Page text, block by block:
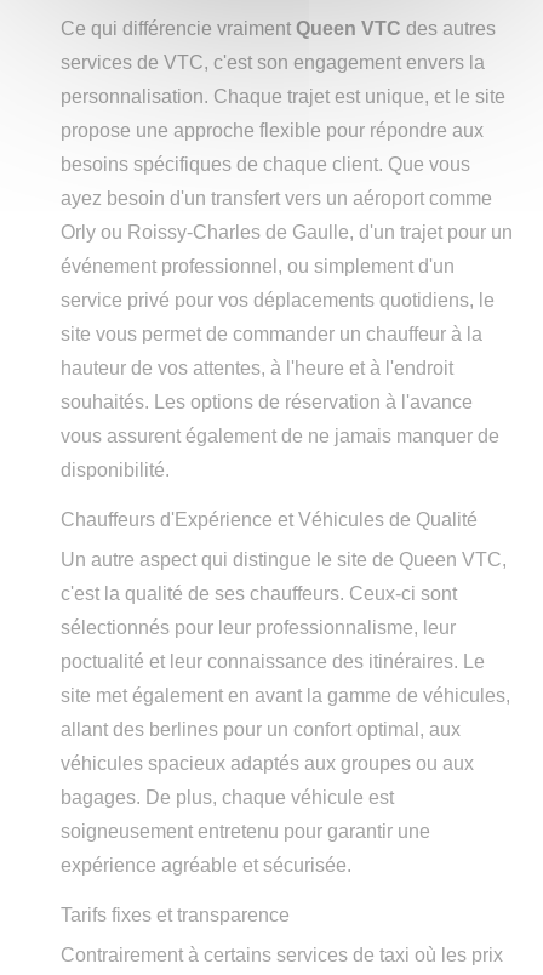
Ce qui différencie vraimentQueen VTC des autres
services de VTC, c'est son engagement envers la
personnalisation. Chaque trajet est unique, et le site
propose une approche flexible pour répondre aux
besoins spécifiques de chaque client. Que vous
ayez besoin d'un transfert vers un aéroport comme
Orly ou Roissy-Charles de Gaulle, d'un trajet pour un
événement professionnel, ou simplement d'un
service privé pour vos déplacements quotidiens, le
site vous permet de commander un chauffeur à la
hauteur de vos attentes, à l'heure et à l'endroit
souhaités. Les options de réservation à l'avance
vous assurent également de ne jamais manquer de
disponibilité.
Chauffeurs d'Expérience et Véhicules de Qualité
Un autre aspect qui distingue le site de Queen VTC,
c'est la qualité de ses chauffeurs. Ceux-ci sont
sélectionnés pour leur professionnalisme, leur
poctualité et leur connaissance des itinéraires. Le
site met également en avant la gamme de véhicules,
allant des berlines pour un confort optimal, aux
véhicules spacieux adaptés aux groupes ou aux
bagages. De plus, chaque véhicule est
soigneusement entretenu pour garantir une
expérience agréable et sécurisée.
Tarifs fixes et transparence
Contrairement à certains services de taxi où les prix